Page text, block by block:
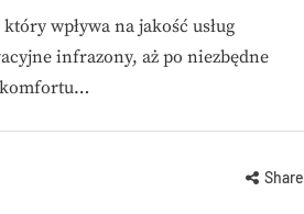
wpływa na jakość usług
infrazony, aż po niezbędne
komfortu…
Share